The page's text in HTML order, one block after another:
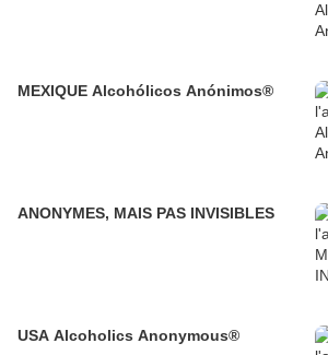
MEXIQUE Alcohólicos Anónimos®
ANONYMES, MAIS PAS INVISIBLES
USA Alcoholics Anonymous®